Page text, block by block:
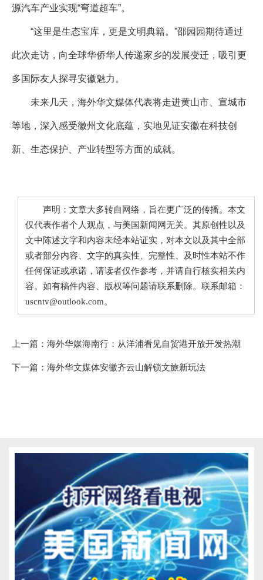
源汽车产业实现“弯道超车”。
“这里是生态宝库，更是文明典籍。”邵园园期待通过
此次走访，向全球华侨华人传递家乡的发展变迁，吸引更
多国际友人探寻安徽魅力。
未来几天，海外华文媒体代表将走进黄山市、宣城市
等地，深入感受徽州文化底蕴，实地见证安徽在科技创
新、生态保护、产业转型等方面的成就。
声明：文章大多转自网络，旨在更广泛的传播。本文
仅代表作者个人观点，与美国新闻网无关。其原创性以及
文中陈述文字和内容未经本站证实，对本文以及其中全部
或者部分内容、文字的真实性、完整性、及时性本站不作
任何保证或承诺，请读者仅作参考，并请自行核实相关内
容。如有稿件内容、版权等问题请联系删除。联系邮箱：
uscntv@outlook.com。
上一篇： 海外华媒海南行：从洋浦看见自贸港开放开发热潮
下一篇： 海外华文媒体安徽齐云山解锁文旅新玩法